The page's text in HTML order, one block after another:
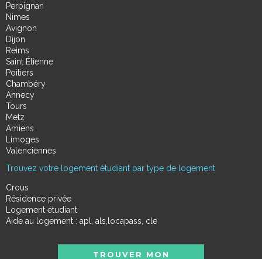
Perpignan
Nimes
Avignon
Dijon
Reims
Saint Étienne
Poitiers
Chambéry
Annecy
Tours
Metz
Amiens
Limoges
Valenciennes
Trouvez votre logement étudiant par type de logement
Crous
Résidence privée
Logement étudiant
Aide au logement : apl, als,locapass, cle
TROUVER MON